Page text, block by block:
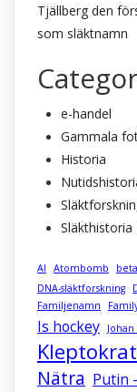
Tjällberg den
som släktnamn
e-handel
Gammala
Historia
Släkthistoria
AI Atombomb
DNA-släktforskning
Familjenamn
Is hockey Johan
Nätra Putin